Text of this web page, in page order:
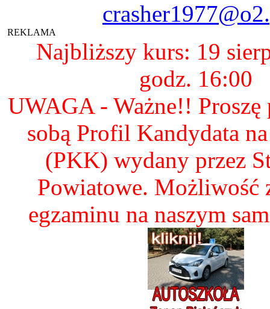
REKLAMA
Najbliższy kurs: 19
godz. 16:00
UWAGA - Ważne!! Proszę
sobą Profil Kandydata
(PKK) wydany przez
Powiatowe. Możliwość
egzaminu na naszym